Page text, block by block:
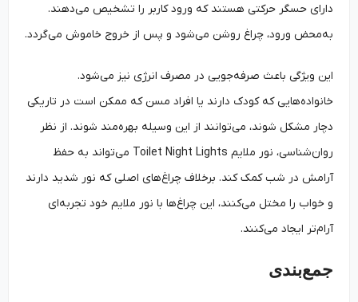
دارای حسگر حرکتی هستند که ورود کاربر را تشخیص می‌دهند.
به‌محض ورود، چراغ روشن می‌شود و پس از خروج خاموش می‌گردد.
این ویژگی باعث صرفه‌جویی در مصرف انرژی نیز می‌شود.
خانواده‌هایی که کودک دارند یا افراد مسن که ممکن است در تاریکی
دچار مشکل شوند، می‌توانند از این وسیله بهره‌مند شوند. از نظر
روان‌شناسی، نور ملایم Toilet Night Lights می‌تواند به حفظ
آرامش در شب کمک کند. برخلاف چراغ‌های اصلی که نور شدید دارند
و خواب را مختل می‌کنند، این چراغ‌ها با نور ملایم خود تجربه‌ای
آرام‌تر ایجاد می‌کنند.
جمع‌بندی